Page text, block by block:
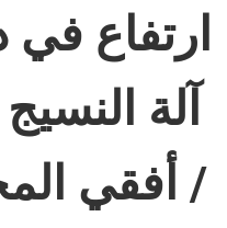
منزل،
بيت
منتجات
Reserved.
Developedارتفاع
آلة
/ أفقي